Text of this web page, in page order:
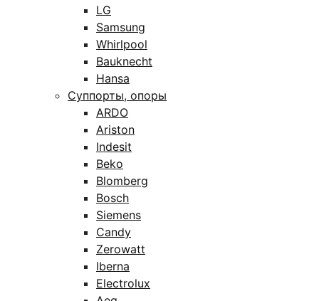
LG
Samsung
Whirlpool
Bauknecht
Hansa
Суппорты, опоры
ARDO
Ariston
Indesit
Beko
Blomberg
Bosch
Siemens
Candy
Zerowatt
Iberna
Electrolux